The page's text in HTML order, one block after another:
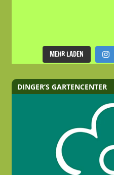
MEHR LADEN
DINGER’S GARTENCENTER